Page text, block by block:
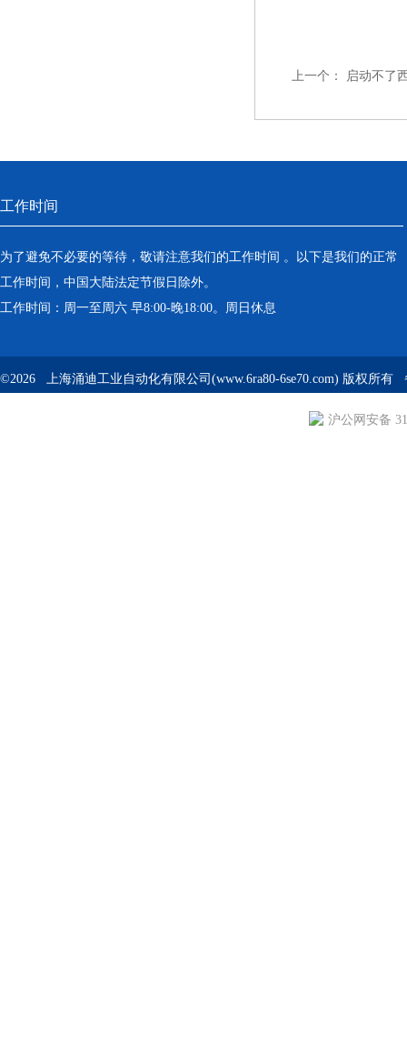
上一个： 启动不了
工作时间
为了避免不必要的等待，敬请注意我们的工作时间 。以下是我们的正常
工作时间，中国大陆法定节假日除外。
工作时间：周一至周六 早8:00-晚18:00。周日休息
©2026 上海涌迪工业自动化有限公司(www.6ra80-6se70.com) 版权所有
沪公网安备